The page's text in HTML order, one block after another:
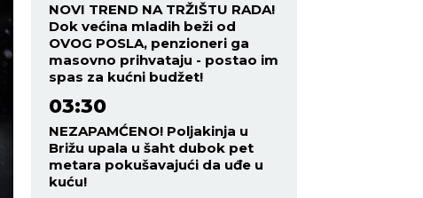
NOVI TREND NA TRŽIŠTU RADA!
Dok većina mladih beži od
OVOG POSLA, penzioneri ga
masovno prihvataju - postao im
spas za kućni budžet!
03:30
NEZAPAMĆENO! Poljakinja u
Brižu upala u šaht dubok pet
metara pokušavajući da uđe u
kuću!